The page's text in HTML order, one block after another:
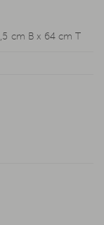
cm B x 64 cm T